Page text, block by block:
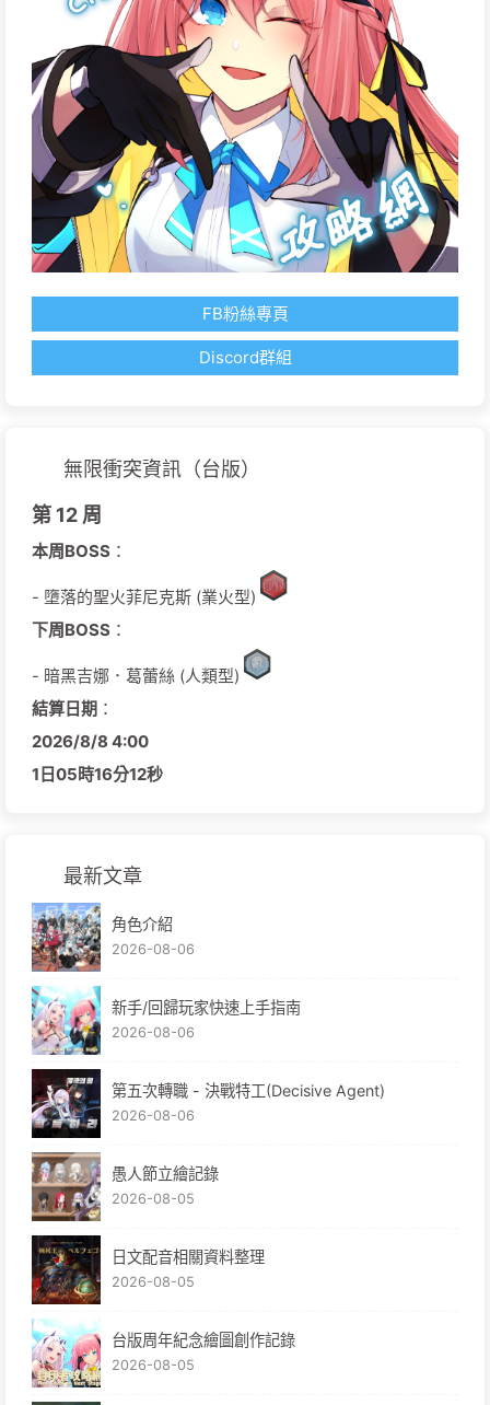
FB粉絲專頁
Discord群組
無限衝突資訊（台版）
第 12 周
本周BOSS ：
- 墮落的聖火菲尼克斯 (業火型)
下周BOSS ：
- 暗黑吉娜．葛蕾絲 (人類型)
結算日期 ：
2026/8/8 4:00
1日05時16分11秒
最新文章
角色介紹
2026-08-06
新手/回歸玩家快速上手指南
2026-08-06
第五次轉職 - 決戰特工(Decisive Agent)
2026-08-06
愚人節立繪記錄
2026-08-05
日文配音相關資料整理
2026-08-05
台版周年紀念繪圖創作記錄
2026-08-05